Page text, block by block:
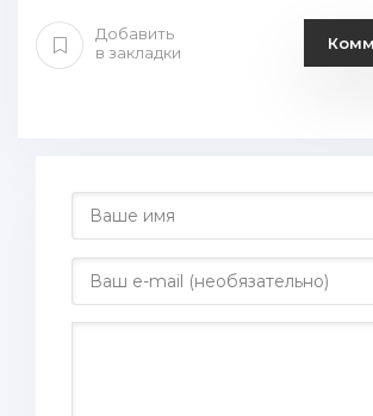
Добавить
в закладки